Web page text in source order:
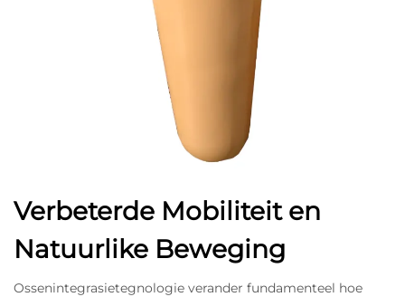
Verbeterde Mobiliteit en
Natuurlike Beweging
Ossenintegrasietegnologie verander fundamenteel hoe